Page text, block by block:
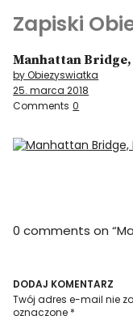
Zapiski
Podróże
Kultura i sztuka
Kątem oka
Niezwyczajne
Dom na kółkach
Manhattan Bridge,
by Obiezyswiatka
25. marca 2018
Comments 0
0 comments on “
DODAJ KOMENTARZ
Twój adres e-mail nie
oznaczone *